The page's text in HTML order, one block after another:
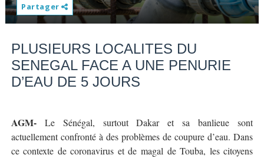
Partager
PLUSIEURS LOCALITES DU
SENEGAL FACE A UNE PENURIE
D’EAU DE 5 JOURS
AGM-Le Sénégal, surtout Dakar et sa banlieue sont
actuellement confronté à des problèmes de coupure d’eau. Dans
ce contexte de coronavirus et de magal de Touba, les citoyens